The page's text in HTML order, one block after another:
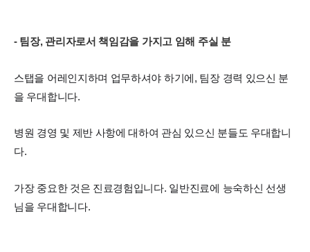
- 팀장, 관리자로서 책임감을 가지고 임해 주실 분
스탭을 어레인지하며 업무하셔야 하기에, 팀장 경력 있으신 분
을 우대합니다.
병원 경영 및 제반 사항에 대하여 관심 있으신 분들도 우대합니
다.
가장 중요한 것은 진료경험입니다. 일반진료에 능숙하신 선생
님을 우대합니다.